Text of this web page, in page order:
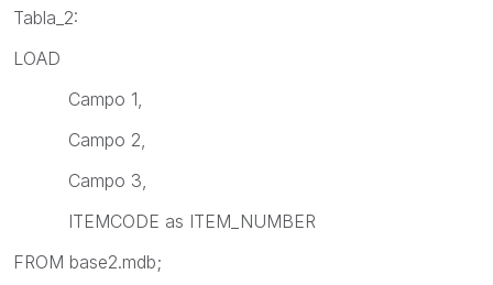
Tabla_2:
LOAD
Campo 1,
Campo 2,
Campo 3,
ITEMCODE as ITEM_NUMBER
FROM base2.mdb;